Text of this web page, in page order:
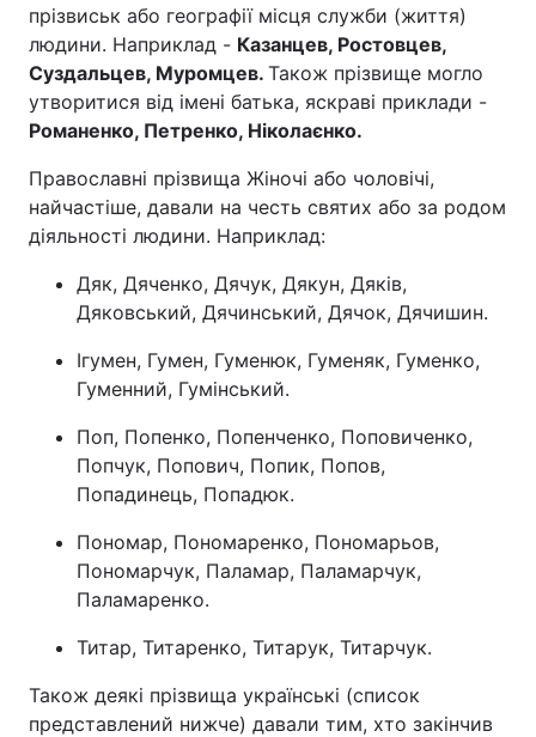
прізвиськ або географії місця служби (життя)
людини. Наприклад - Казанцев, Ростовцев,
Суздальцев, Муромцев. Також прізвище могло
утворитися від імені батька, яскраві приклади -
Романенко, Петренко, Ніколаєнко.
Православні прізвища Жіночі або чоловічі,
найчастіше, давали на честь святих або за родом
діяльності людини. Наприклад:
Дяк, Дяченко, Дячук, Дякун, Дяків,
Дяковський, Дячинський, Дячок, Дячишин.
Ігумен, Гумен, Гуменюк, Гуменяк, Гуменко,
Гуменний, Гумінський.
Поп, Попенко, Попенченко, Поповиченко,
Попчук, Попович, Попик, Попов,
Попадинець, Попадюк.
Пономар, Пономаренко, Пономарьов,
Пономарчук, Паламар, Паламарчук,
Паламаренко.
Титар, Титаренко, Титарук, Титарчук.
Також деякі прізвища українські (список
представлений нижче) давали тим, хто закінчив